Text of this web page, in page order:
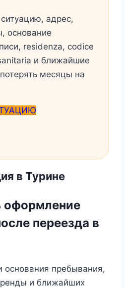
адрес,
основание
residenza, codice
и ближайшие
месяцы на
в Турине
оформление
переезда в
основания пребывания,
и ближайших